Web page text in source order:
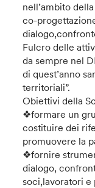
nell’ambito
co-
Fulcro delle
da sempre nel
di quest’anno
territoriali”.
Obiettivi della
❖formare un
costituire dei
promuovere la
❖fornire
dialogo,
soci,lavoratori e